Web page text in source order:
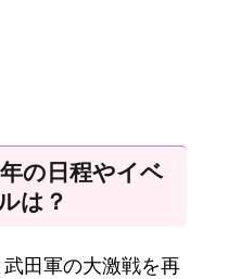
の日程やイベ
は？
田軍の大激戦を再